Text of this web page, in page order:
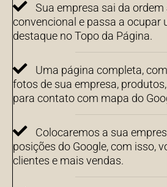
Sua empresa sai da
convencional e passa a ocupar
destaque no Topo da Página.
Uma página completa,
fotos de sua empresa,
para contato com mapa do
Colocaremos a sua
posições do Google, com isso,
clientes e mais vendas.